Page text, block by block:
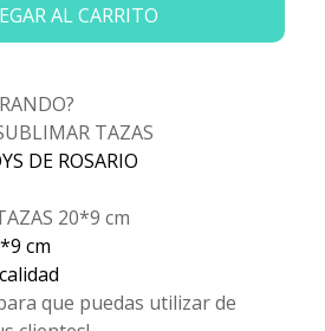
AL CARRITO
TAZAS
DE ROSARIO
20*9 cm
cm
que puedas utilizar de